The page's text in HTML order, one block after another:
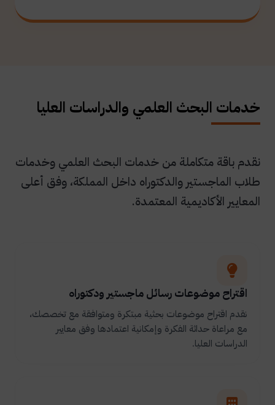
خدمات البحث العلمي والدراسات العليا
نقدم باقة متكاملة من خدمات البحث العلمي وخدمات
طلاب الماجستير والدكتوراه داخل المملكة، وفق أعلى
المعايير الأكاديمية المعتمدة.
اقتراح موضوعات رسائل ماجستير ودكتوراه
نقدم اقتراح موضوعات بحثية مبتكرة ومتوافقة مع تخصصك،
مع مراعاة حداثة الفكرة وإمكانية اعتمادها وفق معايير
الدراسات العليا.